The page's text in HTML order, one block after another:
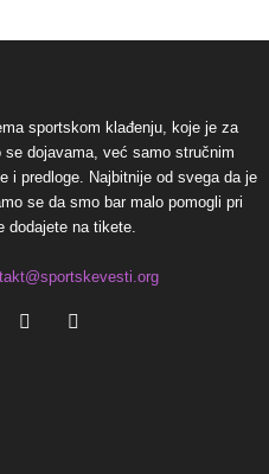
sportskom klađenju, koje je za
dojavama, već samo stručnim
i predloge. Najbitnije od svega da je
se da smo bar malo pomogli pri
dodajete na tikete.